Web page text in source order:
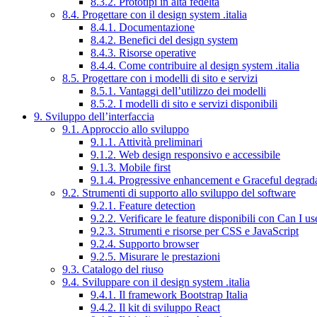
8.4. Progettare con il design system .italia
8.4.1. Documentazione
8.4.2. Benefici del design system
8.4.3. Risorse operative
8.4.4. Come contribuire al design system .italia
8.5. Progettare con i modelli di sito e servizi
8.5.1. Vantaggi dell’utilizzo dei modelli
8.5.2. I modelli di sito e servizi disponibili
9. Sviluppo dell’interfaccia
9.1. Approccio allo sviluppo
9.1.1. Attività preliminari
9.1.2. Web design responsivo e accessibile
9.1.3. Mobile first
9.1.4. Progressive enhancement e Graceful
9.2. Strumenti di supporto allo sviluppo del software
9.2.1. Feature detection
9.2.2. Verificare le feature disponibili con Can I
9.2.3. Strumenti e risorse per CSS e JavaScript
9.2.4. Supporto browser
9.2.5. Misurare le prestazioni
9.3. Catalogo del riuso
9.4. Sviluppare con il design system .italia
9.4.1. Il framework Bootstrap Italia
9.4.2. Il kit di sviluppo React